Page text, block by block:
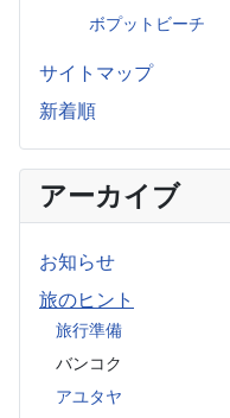
ボプットビーチ
サイトマップ
新着順
アーカイブ
お知らせ
旅のヒント
旅行準備
バンコク
アユタヤ